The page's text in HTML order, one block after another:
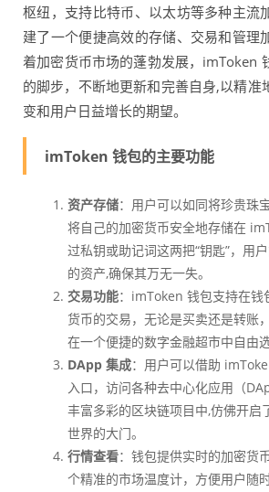
枢纽，支持比特币、以太坊等多种主流
建了一个便捷高效的存储、交易和管理
着加密货币市场的蓬勃发展，imToken
的脚步，不断地更新和完善自身,以精准
变和用户日益增长的期望。
imToken 钱包的主要功能
资产存储：用户可以如同将珍贵珠
将自己的加密货币安全地存储在
过私钥或助记词这两把“钥匙”，用
的资产,确保其万无一失。
交易功能：imToken 钱包支持在钱
货币的交易，无论是买卖还是转账
在一个便捷的数字金融超市中自由
DApp 集成：用户可以借助
入口，访问各种去中心化应用（
丰富多彩的区块链项目中,仿佛开启
世界的大门。
行情查看：钱包提供实时的加密货
个精准的市场温度计，方便用户随